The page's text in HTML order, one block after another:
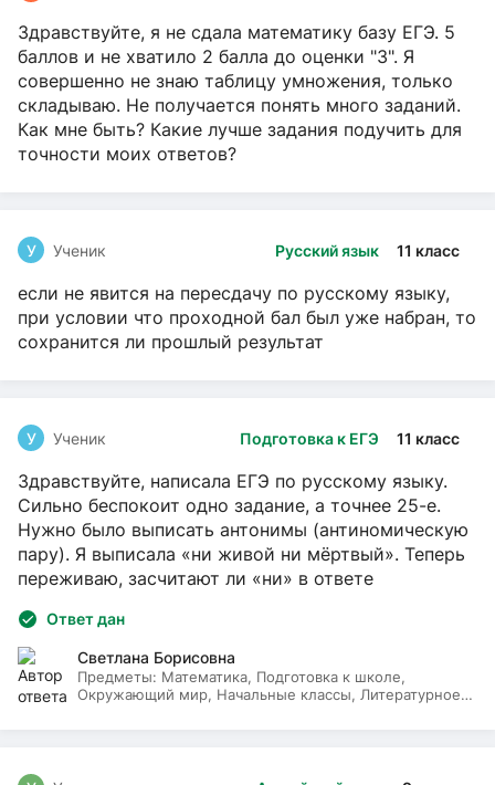
Здравствуйте, я не сдала математику базу ЕГЭ. 5
баллов и не хватило 2 балла до оценки "3". Я
совершенно не знаю таблицу умножения, только
складываю. Не получается понять много заданий.
Как мне быть? Какие лучше задания подучить для
точности моих ответов?
Русский язык 11 класс
У Ученик
если не явится на пересдачу по русскому языку,
при условии что проходной бал был уже набран, то
сохранится ли прошлый результат
Подготовка к ЕГЭ 11 класс
У Ученик
Здравствуйте, написала ЕГЭ по русскому языку.
Сильно беспокоит одно задание, а точнее 25-е.
Нужно было выписать антонимы (антиномическую
пару). Я выписала «ни живой ни мёртвый». Теперь
переживаю, засчитают ли «ни» в ответе
Ответ дан
Светлана Борисовна
Предметы: Математика, Подготовка к школе,
Окружающий мир, Начальные классы, Литературное